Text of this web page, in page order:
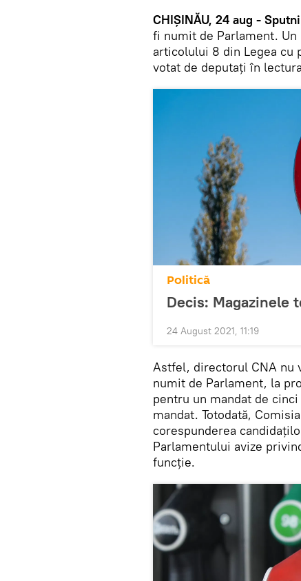
CHIȘINĂU, 24 aug -
fi numit de Parlament.
articolului 8 din Legea cu
votat de deputați în
Politică
Decis: Magazinele
24 August 2021, 11:19
Astfel, directorul CNA nu
numit de Parlament, la
pentru un mandat de
mandat. Totodată,
corespunderea
Parlamentului avize
funcție.